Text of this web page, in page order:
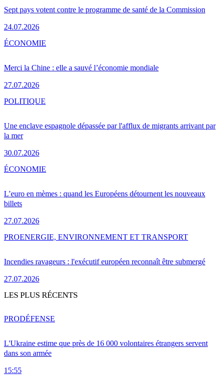
Sept pays votent contre le programme de santé de la Commission
24.07.2026
Merci la Chine : elle a sauvé l’économie mondiale
27.07.2026
ÉCONOMIE
Une enclave espagnole dépassée par l'afflux de migrants arrivant par
la mer
30.07.2026
POLITIQUE
L’euro en mèmes : quand les Européens détournent les nouveaux
billets
27.07.2026
ÉCONOMIE
Incendies ravageurs : l'exécutif européen reconnaît être submergé
27.07.2026
PROENERGIE, ENVIRONNEMENT ET TRANSPORT
LES PLUS RÉCENTS
L'Ukraine estime que près de 16 000 volontaires étrangers servent
dans son armée
15:55
PRODÉFENSE